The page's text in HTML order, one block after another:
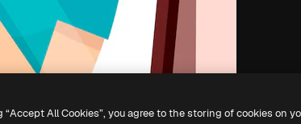
“Accept All Cookies”, you agree to the storing of cookies on